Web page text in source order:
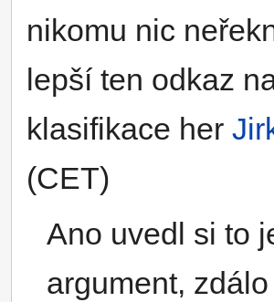
nikomu nic
lepší ten odkaz
klasifikace her
(CET)
Ano uvedl si to
argument,